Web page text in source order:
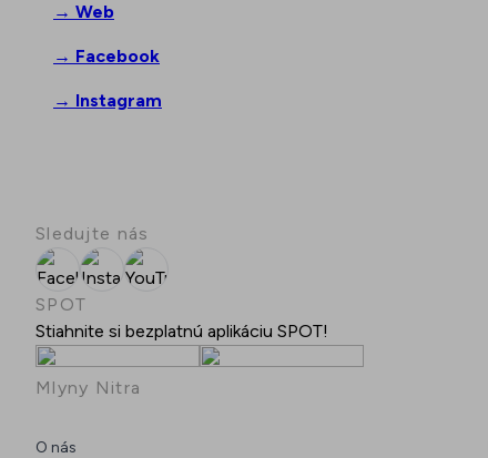
→ Web
→ Facebook
→ Instagram
Sledujte nás
FacebookInstagramYouTube
SPOT
Stiahnite si bezplatnú aplikáciu SPOT!
Mlyny Nitra
O nás